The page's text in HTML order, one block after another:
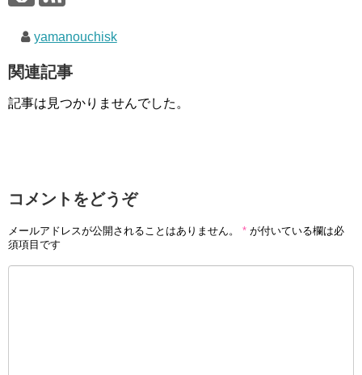
yamanouchisk
関連記事
記事は見つかりませんでした。
コメントをどうぞ
メールアドレスが公開されることはありません。 * が付いている欄は必
須項目です